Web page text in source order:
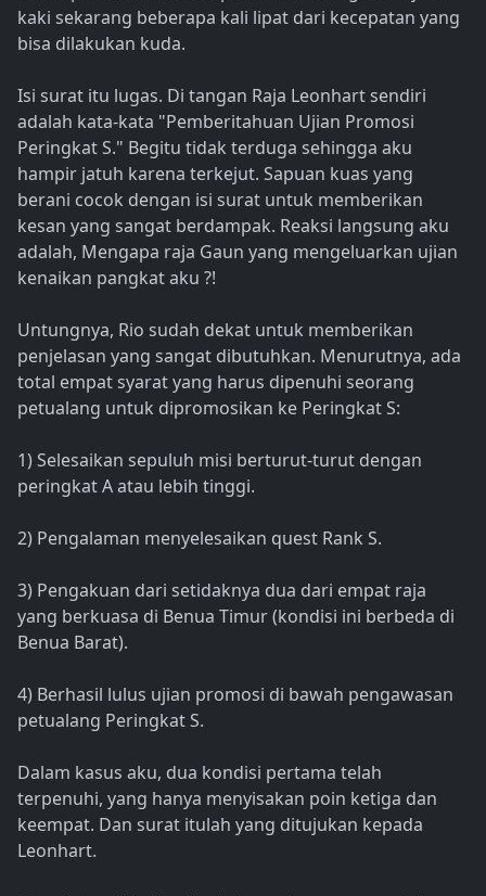
kaki sekarang beberapa kali lipat dari kecepatan yang
bisa dilakukan kuda.
Isi surat itu lugas. Di tangan Raja Leonhart sendiri
adalah kata-kata "Pemberitahuan Ujian Promosi
Peringkat S." Begitu tidak terduga sehingga aku
hampir jatuh karena terkejut. Sapuan kuas yang
berani cocok dengan isi surat untuk memberikan
kesan yang sangat berdampak. Reaksi langsung aku
adalah, Mengapa raja Gaun yang mengeluarkan ujian
kenaikan pangkat aku ?!
Untungnya, Rio sudah dekat untuk memberikan
penjelasan yang sangat dibutuhkan. Menurutnya, ada
total empat syarat yang harus dipenuhi seorang
petualang untuk dipromosikan ke Peringkat S:
1) Selesaikan sepuluh misi berturut-turut dengan
peringkat A atau lebih tinggi.
2) Pengalaman menyelesaikan quest Rank S.
3) Pengakuan dari setidaknya dua dari empat raja
yang berkuasa di Benua Timur (kondisi ini berbeda di
Benua Barat).
4) Berhasil lulus ujian promosi di bawah pengawasan
petualang Peringkat S.
Dalam kasus aku, dua kondisi pertama telah
terpenuhi, yang hanya menyisakan poin ketiga dan
keempat. Dan surat itulah yang ditujukan kepada
Leonhart.